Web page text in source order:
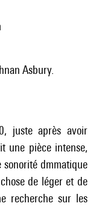
Asbury.
juste après avoir
une pièce intense,
sonorité dmmatique
de léger et de
recherche sur les